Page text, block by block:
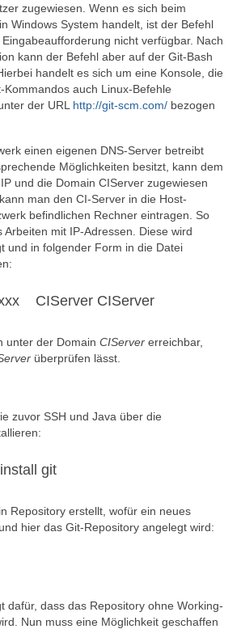
zugewiesen. Wenn es sich beim
Windows System handelt, ist der Befehl
nicht verfügbar. Nach
kann der Befehl aber auf der Git-Bash
handelt es sich um eine Konsole, die
Kommandos auch Linux-Befehle
der URL http://git-scm.com/ bezogen
einen eigenen DNS-Server betreibt
Möglichkeiten besitzt, kann dem
und die Domain CIServer zugewiesen
man den CI-Server in die Host-
befindlichen Rechner eintragen. So
mit IP-Adressen. Diese wird
und in folgender Form in die Datei
CIServer CIServer
unter der Domain CIServer erreichbar,
überprüfen lässt.
zuvor SSH und Java über die
git
Repository erstellt, wofür ein neues
hier das Git-Repository angelegt wird:
dafür, dass das Repository ohne Working-
Nun muss eine Möglichkeit geschaffen